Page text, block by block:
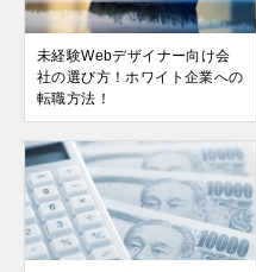
未経験Webデザイナー向け会
社の選び方！ホワイト企業への
転職方法！